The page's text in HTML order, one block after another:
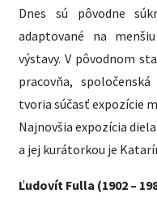
Dnes sú pôvodne
adaptované na
výstavy. V pôvodnom
pracovňa,
tvoria súčasť expozície
Najnovšia expozícia
a jej kurátorkou je
Ľudovít Fulla (1902 –